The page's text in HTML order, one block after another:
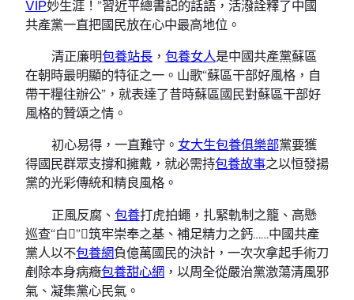
VIP妙生涯！”習近平總書記的話語，活潑詮釋了中國
共產黨一直把國民放在心中最高地位。
清正廉明包養站長， 包養女人是中國共產黨蘇區
在朝時最明顯的特征之一。山歌“蘇區干部好風格，自
帶干糧往辦公”，就表達了昔時蘇區國民對蘇區干部好
風格的贊頌之情。
初心易得，一直難守。 女大生包養俱樂部黨要獲
得國民群眾支撐和擁戴，就必需持包養故事之以恒發揚
黨的光彩傳統和精良風格。
正風反腐、 包養打虎拍蠅，扎緊軌制之籠、高懸
巡查“白”，筑牢崇奉之基、補足精力之鈣……中國共產
黨人以不包養網負億萬國民的決計，一次次拿起手術刀
剷除本身病癥包養甜心網 ，以周全從嚴治黨激蕩清風邪
氣、凝集黨心民氣。